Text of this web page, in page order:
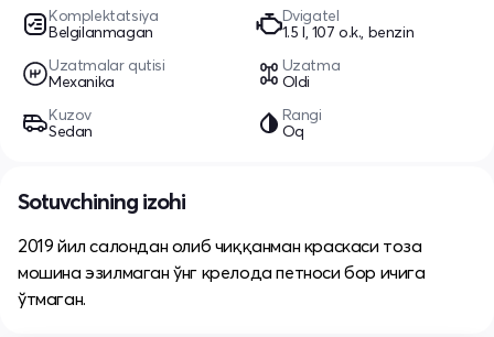
Komplektatsiya
Belgilanmagan
Dvigatel
1.5 l, 107 o.k., benzin
Uzatmalar qutisi
Mexanika
Uzatma
Oldi
Kuzov
Sedan
Rangi
Oq
Sotuvchining izohi
2019 йил салондан олиб чиққанман краскаси тоза
мошина эзилмаган ўнг крелода петноси бор ичига
ўтмаган.